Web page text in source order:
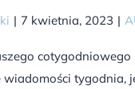
| 7 kwietnia, 2023 |
tygodnia,